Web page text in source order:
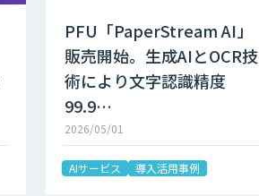
PFU「PaperStream AI」
販売開始。生成AIとOCR技
術により文字認識精度
99.9…
2026/05/01
AIサービス 導入活用事例